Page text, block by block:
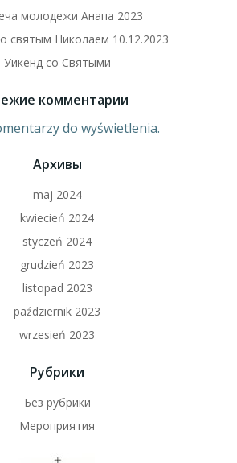
молодежи Анапа 2023
святым Николаем 10.12.2023
Уикенд со Святыми
комментарии
do wyświetlenia.
Архивы
maj 2024
kwiecień 2024
styczeń 2024
grudzień 2023
listopad 2023
październik 2023
wrzesień 2023
Рубрики
Без рубрики
Мероприятия